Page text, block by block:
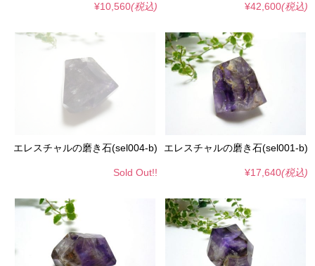
¥10,560(税込) ¥42,600(税込)
エレスチャルの磨き石(sel004-b)
Sold Out!!
エレスチャルの磨き石(sel001-b)
¥17,640(税込)